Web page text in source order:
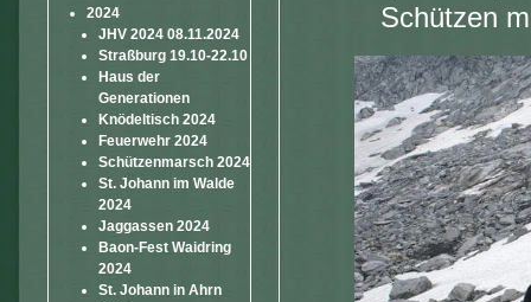
2024
JHV 2024 08.11.2024
Straßburg 19.10-22.10
Haus der
Generationen
Knödeltisch 2024
Feuerwehr 2024
Schützenmarsch 2024
St. Johann im Walde
2024
Jaggassen 2024
Baon-Fest Waidring
2024
St. Johann in Ahrn
Schützen